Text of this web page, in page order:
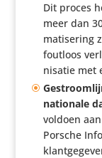
Dit proces
meer dan
ma­ti­se­ring
foutloos
ni­satie met
na­ti­o­nale
voldoen
Porsche